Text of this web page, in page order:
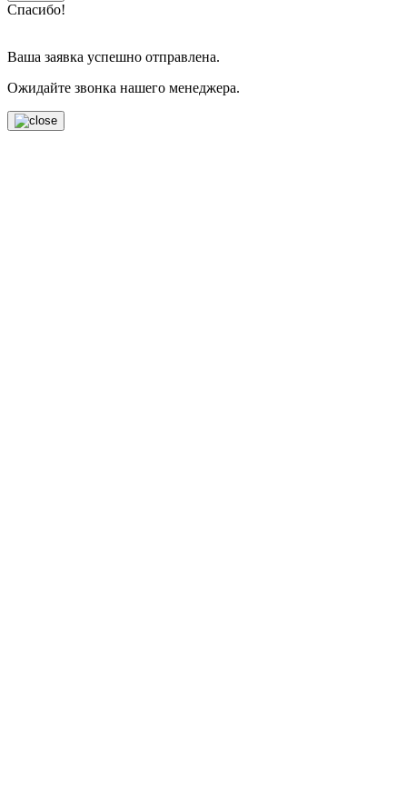
Спасибо!
Ваша заявка успешно отправлена.
Ожидайте звонка нашего менеджера.